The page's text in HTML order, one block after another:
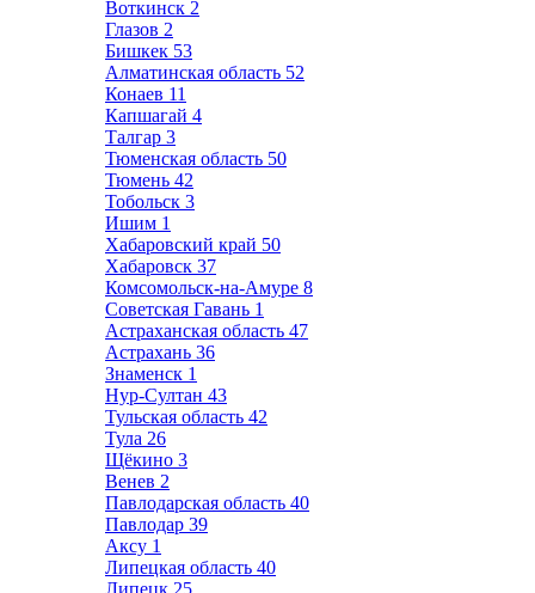
Воткинск 2
Глазов 2
Бишкек 53
Алматинская область 52
Конаев 11
Капшагай 4
Талгар 3
Тюменская область 50
Тюмень 42
Тобольск 3
Ишим 1
Хабаровский край 50
Хабаровск 37
Комсомольск-на-Амуре 8
Советская Гавань 1
Астраханская область 47
Астрахань 36
Знаменск 1
Нур-Султан 43
Тульская область 42
Тула 26
Щёкино 3
Венев 2
Павлодарская область 40
Павлодар 39
Аксу 1
Липецкая область 40
Липецк 25